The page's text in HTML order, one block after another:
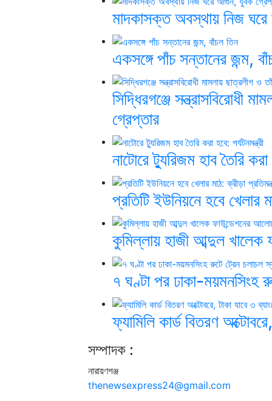
মাদকাসক্ত অবস্থায় নিজ
একসঙ্গে পাঁচ সন্তানের জন্ম,
সিদ্ধিরগঞ্জে সন্ত্রাসবিরোধী
গ্রেপ্তার
নাটোরে ট্যুরিজম হাব তৈরি করা
প্রতিটি ইউনিয়নে হবে খেলার
কুমিল্লায় হাজী আব্দুল
৭ ঘণ্টা পর ঢাকা-ময়মনসিংহ
ফ্যামিলি কার্ড বিতরণ
সম্পাদক :
নারায়ণগঞ্জ
thenewsexpress24@gmail.com